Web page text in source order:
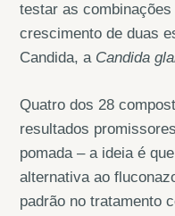
testar as
crescimento de duas
Candida, a Candida
Quatro dos 28
resultados
pomada – a ideia é
alternativa ao
padrão no tratamento